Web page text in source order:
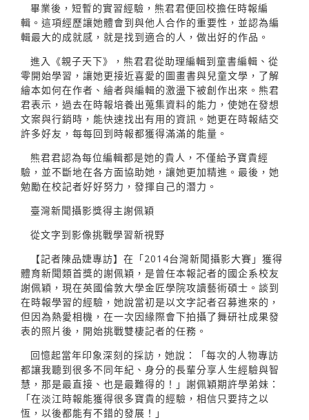
畢業後，短暫的實習經驗，熊君君便回校擔任時報編
輯。這項經歷讓她體會到與他人合作的重要性，並認為編
輯最大的成就感，就是找到適合的人，做出好的作品。
進入《親子天下》，熊君君從助理編輯到童書編輯、從
零開始學習，讓她更接近喜愛的圖畫書與兒童文學，了解
繪本如何在作者、繪者與編輯的激盪下被創作出來。熊君
君表示，過去在時報培養出蒐集資料的能力，使她在發想
文案與行銷時，能快速找出有用的資訊。她更在時報結交
許多好友，每每回到時報都獲得滿滿的能量。
熊君君認為每位編輯都是她的貴人，不僅給予寶貴經
驗，並不斷地在各方面協助她，讓她更加精進。最後，她
勉勵在校記者好好努力，發揮自己的潛力。
臺灣新聞攝影獎得主謝佩穎
從文字到影像挑戰學習新視野
【記者陳品婕專訪】在「2014台灣新聞攝影大賽」獲得
體育新聞類首獎的謝佩穎，是曾任本報記者的國企系校友
謝佩穎，現在英國倫敦大學金匠學院攻讀藝術碩士。談到
在時報學習的經驗，她說當初是以文字記者召募進來的，
但因為熱愛相機，在一次因緣際會下拍攝了舞研社成果發
表的照片後，開始挑戰雙棲記者的任務。
回憶起當年印象深刻的採訪，她說：「每次的人物專訪
都讓我聽到很多不同年紀、身分的長輩分享人生經驗與智
慧，那是最直接、也是最難得的！」謝佩穎期許學弟妹：
「在淡江時報能獲得很多寶貴的經驗，相信只要持之以
恆，以後都能有不錯的發展！」